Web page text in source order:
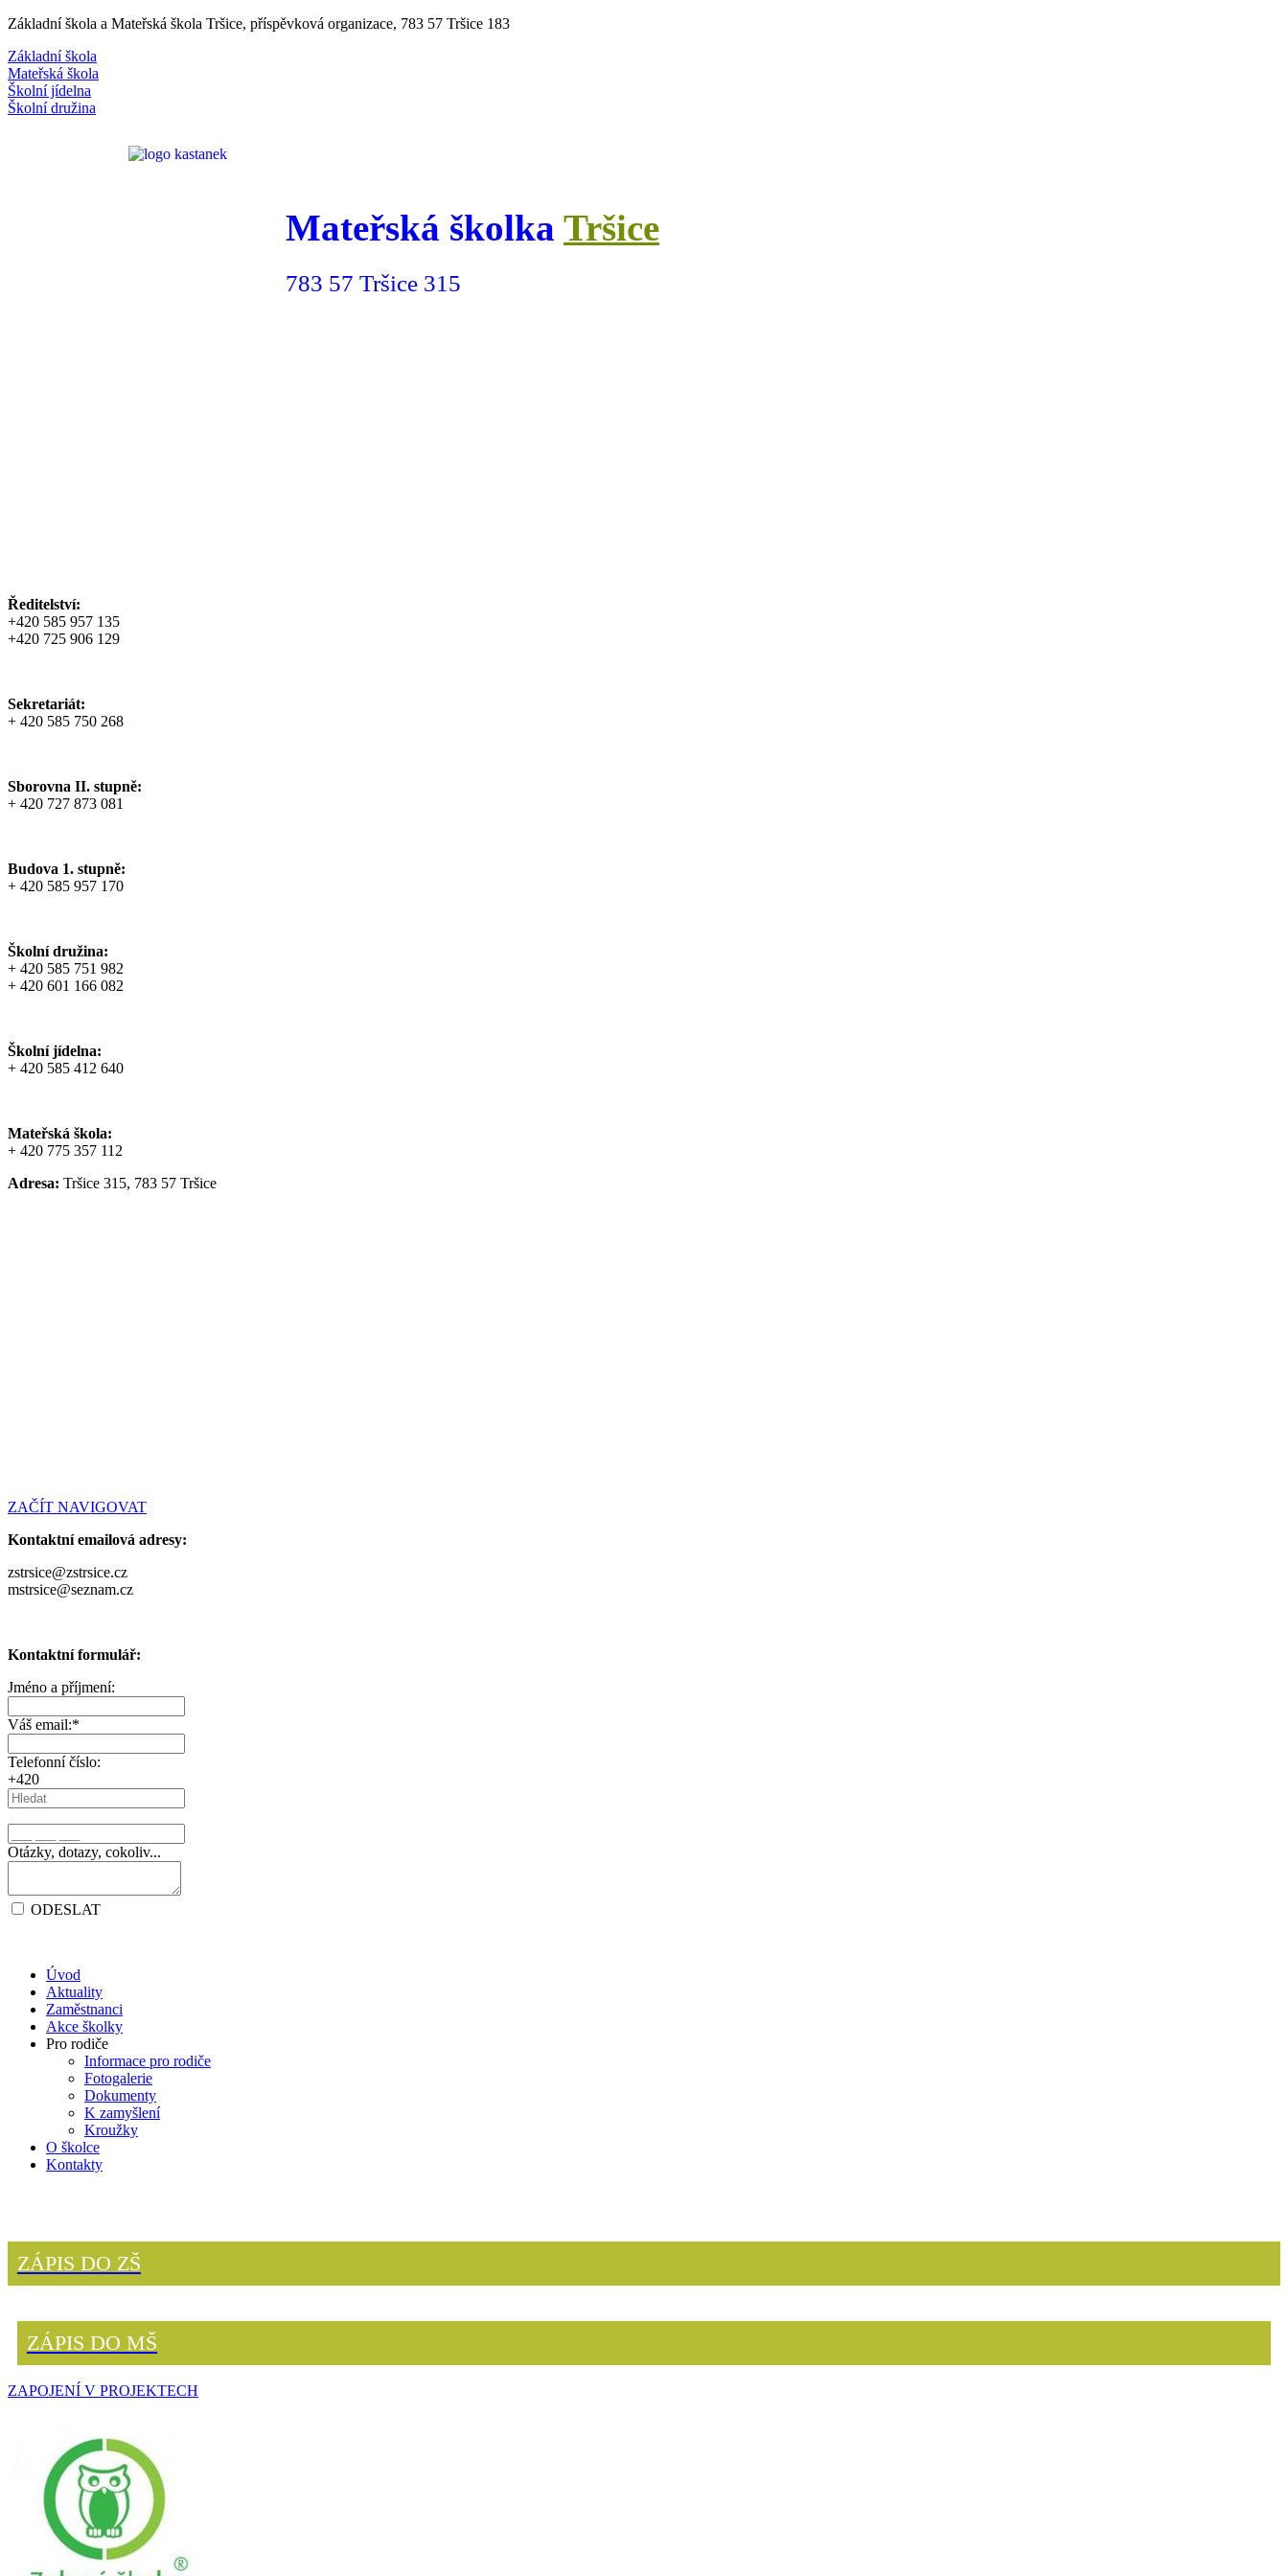
Základní škola a Mateřská škola Tršice, příspěvková organizace, 783 57 Tršice 183
Základní škola
Mateřská škola
Školní jídelna
Školní družina
Mateřská školka Tršice
783 57 Tršice 315
Ředitelství:
+420 585 957 135
+420 725 906 129
Sekretariát:
+ 420 585 750 268
Sborovna II. stupně:
+ 420 727 873 081
Budova 1. stupně:
+ 420 585 957 170
Školní družina:
+ 420 585 751 982
+ 420 601 166 082
Školní jídelna:
+ 420 585 412 640
Mateřská škola:
+ 420 775 357 112
Adresa: Tršice 315, 783 57 Tršice
ZAČÍT NAVIGOVAT
Kontaktní emailová adresy:
zstrsice@zstrsice.cz
mstrsice@seznam.cz
Kontaktní formulář:
Jméno a příjmení:
Váš email:*
Telefonní číslo:
+420
Otázky, dotazy, cokoliv...
ODESLAT
Úvod
Aktuality
Zaměstnanci
Akce školky
Pro rodiče
Informace pro rodiče
Fotogalerie
Dokumenty
K zamyšlení
Kroužky
O školce
Kontakty
ZÁPIS DO ZŠ
ZÁPIS DO MŠ
ZAPOJENÍ V PROJEKTECH